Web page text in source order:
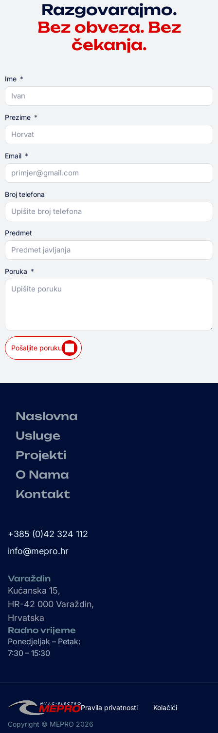
Razgovarajmo.
Bez obveza. Bez
čekanja.
Ime
Prezime
Email
Broj telefona
Predmet
Poruka
Pošaljite poruku
Naslovna
Usluge
Projekti
O Nama
Kontakt
+385 (0)42 324 112
info@mepro.hr
Varaždin
Kućanska 15,
HR-42 000 Varaždin,
Hrvatska
Radno vrijeme
Ponedjeljak – Petak:
7:30 – 15:30
Copyright © MEPRO 2026
Pravila privatnosti Kolačići